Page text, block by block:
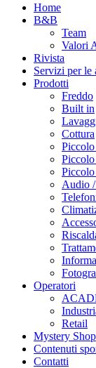
Home
B&B
Team
Valori
Rivista
Servizi per le
Prodotti
Freddo
Built in
Cottura
Piccolo
Piccolo
Audio
Operatori
Retail
Mystery
Contenuti
Contatti